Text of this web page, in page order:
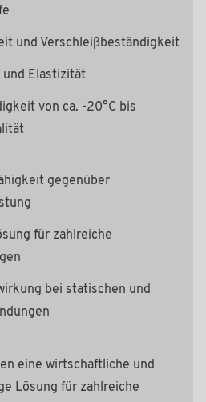
und Verschleißbeständigkeit
und Elastizität
von ca. -20°C bis
gegenüber
für zahlreiche
bei statischen und
eine wirtschaftliche und
Lösung für zahlreiche